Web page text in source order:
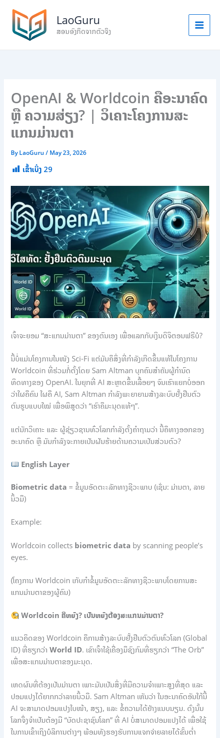
content
LaoGuru
ສອນອັງກິດຈາກຕົວຈິງ
OpenAI & Worldcoin ຄືອະນາຄົດ
ຫຼື ຄວາມສ່ຽງ? | ວິເຄາະໂຄງການສະ
ແກນມ່ານຕາ
ByLaoGuru/ May 23, 2026
ເຂົ້າເບິ່ງ 29
ເຈົ້າຈະຍອມ “ສະແກນມ່ານຕາ” ຂອງຕົນເອງ ເພື່ອແລກກັບເງິນດິຈິຕອນຟຣີບໍ?
ນີ້ບໍ່ແມ່ນໂຄງການໃນໜັງ Sci-Fi ແຕ່ມັນຄືສິ່ງທີ່ກຳລັງເກີດຂຶ້ນແທ້ໃນໂຄງການ
Worldcoin ທີ່ຮ່ວມກໍ່ຕັ້ງໂດຍ Sam Altman ບຸກຄົນສຳຄັນຜູ້ກຳນົດ
ທິດທາງຂອງ OpenAI. ໃນຍຸກທີ່ AI ສະຫຼາດຂຶ້ນເລື້ອຍໆ ຈົນເຮົາແຍກບໍ່ອອກ
ວ່າໃຜຄືຄົນ ໃຜຄື AI, Sam Altman ກຳລັງພະຍາຍາມສ້າງລະບົບຢັ້ງຢືນຕົວ
ຕົນຮູບແບບໃໝ່ ເພື່ອພິສູດວ່າ “ເຮົາຄືມະນຸດແທ້ໆ”.
ແຕ່ນັກວິເຄາະ ແລະ ຜູ້ຊ່ຽວຊານທົ່ວໂລກກຳລັງຕັ້ງຄຳຖາມວ່າ ນີ້ຄືທາງອອກຂອງ
ອະນາຄົດ ຫຼື ມັນກຳລັງຈະກາຍເປັນຝັນຮ້າຍດ້ານຄວາມເປັນສ່ວນຕົວ?
English Layer
Biometric data = ຂໍ້ມູນອັດຕະະລັກທາງຊີວະພາບ (ເຊັ່ນ: ມ່ານຕາ, ລາຍ
ນິ້ວມື)
Example:
Worldcoin collects biometric data by scanning people’s
eyes.
(ໂຄງການ Worldcoin ເກັບກຳຂໍ້ມູນອັດຕະະລັກທາງຊີວະພາບໂດຍການສະ
ແກນມ່ານຕາຂອງຜູ້ຄົນ)
Worldcoin ຄືຫຍັງ? ເປັນຫຍັງຕ້ອງສະແກນມ່ານຕາ?
ແນວຄິດຂອງ Worldcoin ຄືການສ້າງລະບົບຢັ້ງຢືນຕົວຕົນທົ່ວໂລກ (Global
ID) ທີ່ຮຽກວ່າWorld ID. ເຂົາເຈົ້າໃຊ້ເຄື່ອງມືຊົງກົມທີ່ຮຽກວ່າ “The Orb”
ເພື່ອສະແກນມ່ານຕາຂອງມະນຸດ.
ເຫດຜົນທີ່ຕ້ອງເປັນມ່ານຕາ ເພາະມັນເປັນສິ່ງທີ່ມີຄວາມຈຳເພາະສູງທີ່ສຸດ ແລະ
ປອມແປງໄດ້ຍາກກວ່າລາຍນິ້ວມື. Sam Altman ເຫັນວ່າ ໃນອະນາຄົດອັນໃກ້ນີ້
AI ຈະສາມາດປອມແປງໃບໜ້າ, ສຽງ, ແລະ ຂໍ້ຄວາມໄດ້ຢ່າງແນບນຽນ. ດັ່ງນັ້ນ
ໂລກຈຶ່ງຈຳເປັນຕ້ອງມີ “ບັດປະຊາຊົນໂລກ” ທີ່ AI ບໍ່ສາມາດປອມແປງໄດ້ ເພື່ອໃຊ້
ໃນການເຂົ້າເຖິງບໍລິການຕ່າງໆ ພ້ອມທັງຮອງຮັບການແຈກຈ່າຍລາຍໄດ້ຂັ້ນຕ່ຳ
e
a
r